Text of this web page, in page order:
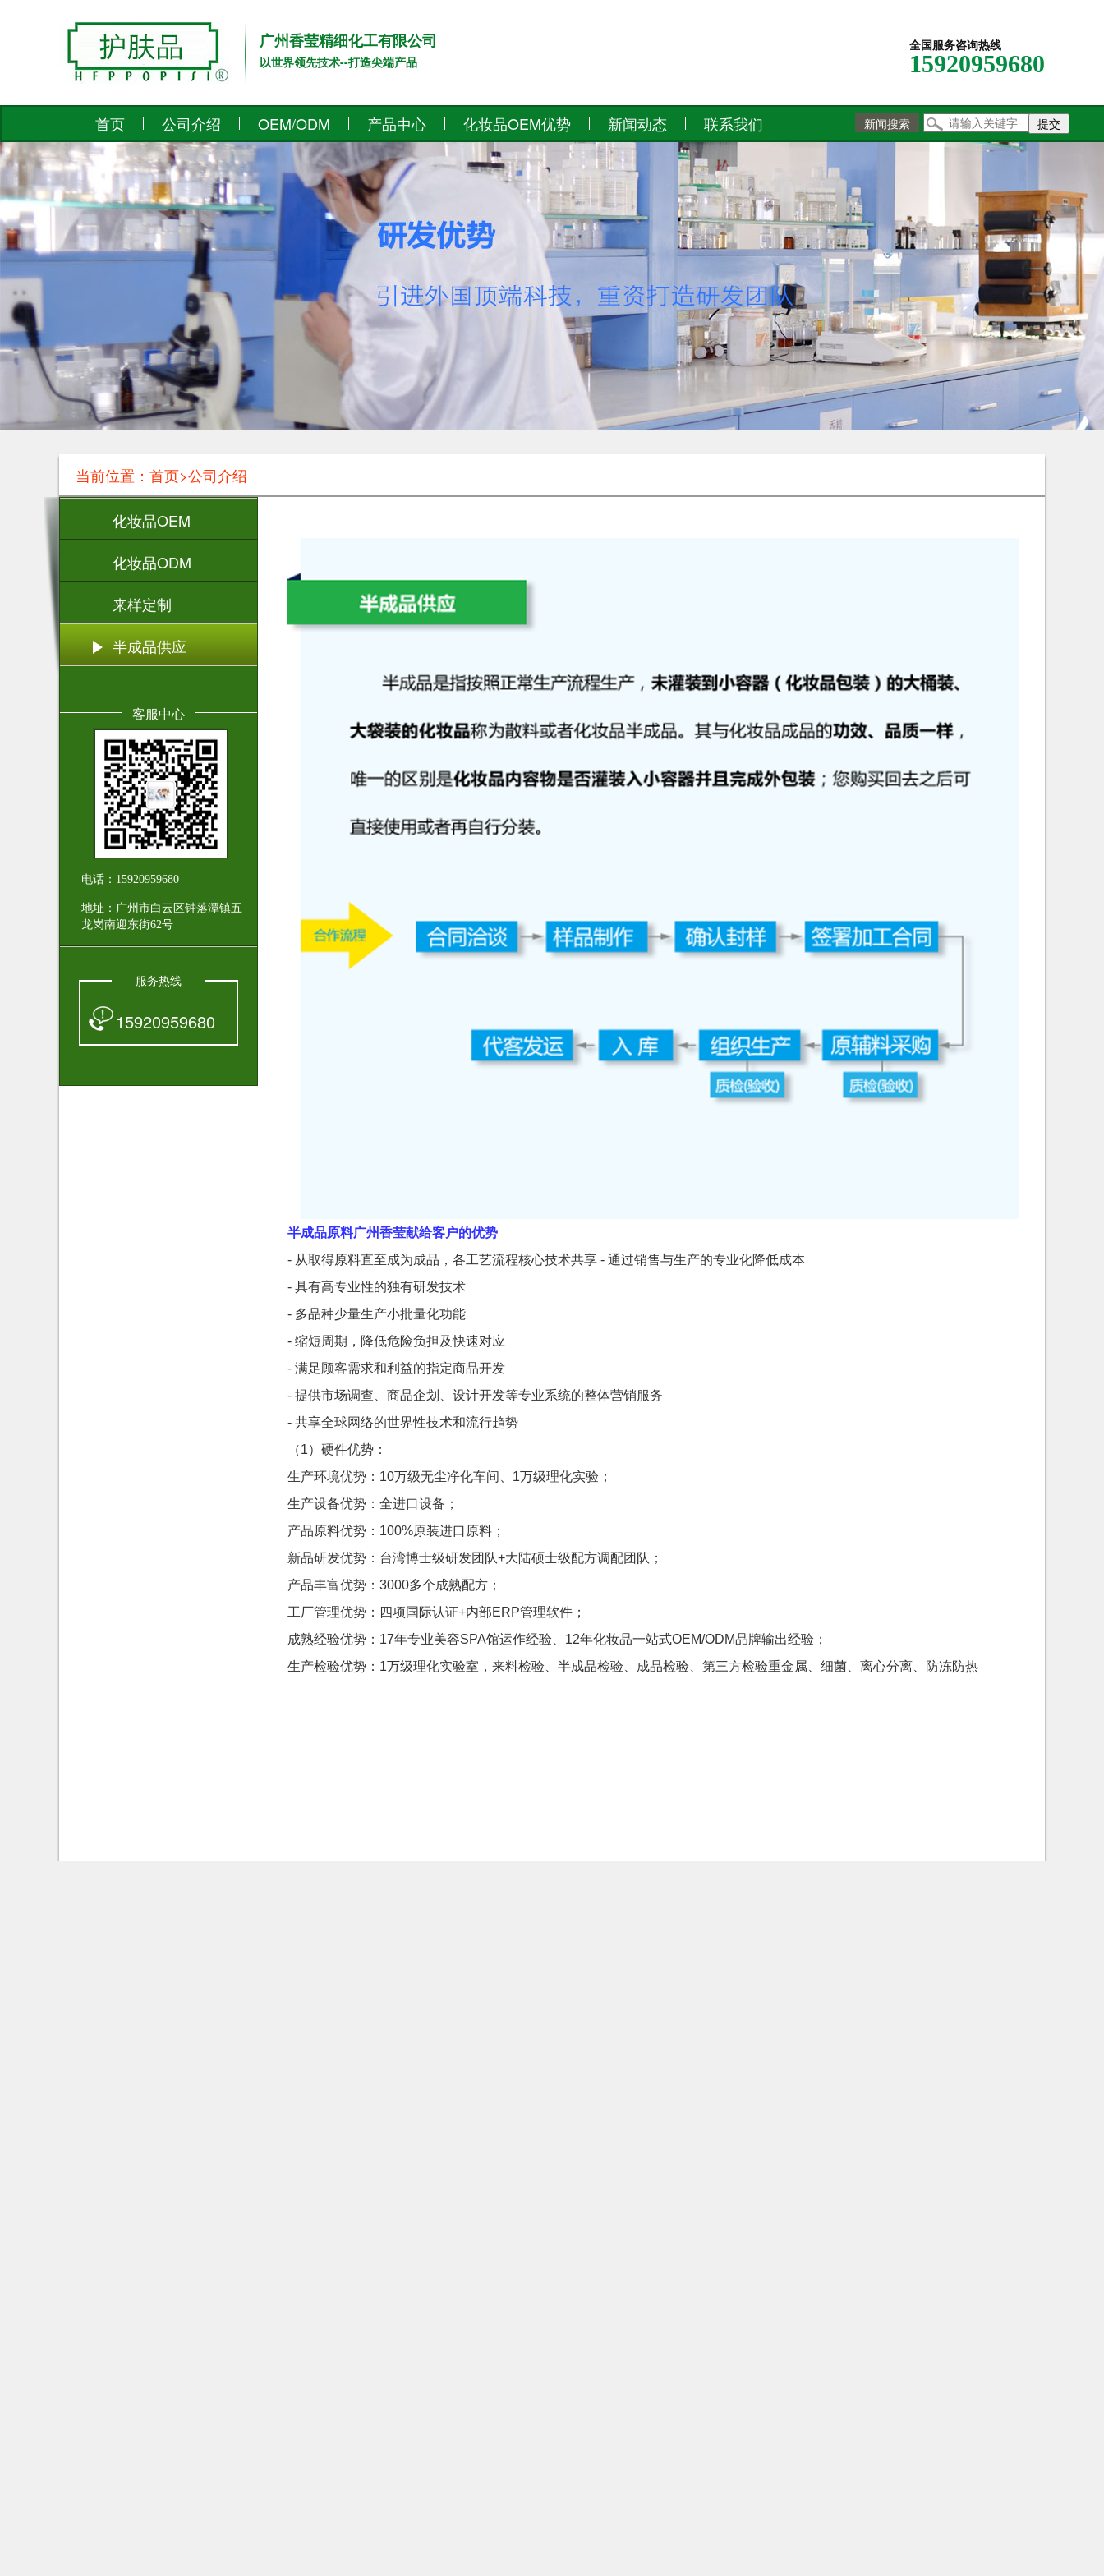
广州香莹精细化工有限公司
以世界领先技术--打造尖端产品
全国服务咨询热线
15920959680
首页 公司介绍 OEM/ODM 产品中心 化妆品OEM优势 新闻动态 联系我们 新闻搜索 提交
当前位置：首页>公司介绍
化妆品OEM
化妆品ODM
来样定制
半成品供应
客服中心
电话：15920959680
地址：广州市白云区钟落潭镇五
龙岗南迎东街62号
服务热线
15920959680
半成品原料广州香莹献给客户的优势
- 从取得原料直至成为成品，各工艺流程核心技术共享 - 通过销售与生产的专业化降低成本
- 具有高专业性的独有研发技术
- 多品种少量生产小批量化功能
- 缩短周期，降低危险负担及快速对应
- 满足顾客需求和利益的指定商品开发
- 提供市场调查、商品企划、设计开发等专业系统的整体营销服务
- 共享全球网络的世界性技术和流行趋势
（1）硬件优势：
生产环境优势：10万级无尘净化车间、1万级理化实验；
生产设备优势：全进口设备；
产品原料优势：100%原装进口原料；
新品研发优势：台湾博士级研发团队+大陆硕士级配方调配团队；
产品丰富优势：3000多个成熟配方；
工厂管理优势：四项国际认证+内部ERP管理软件；
成熟经验优势：17年专业美容SPA馆运作经验、12年化妆品一站式OEM/ODM品牌输出经验；
生产检验优势：1万级理化实验室，来料检验、 半成品检验 、成品检验、第三方检验重金属、细菌、离心分离、防冻防热